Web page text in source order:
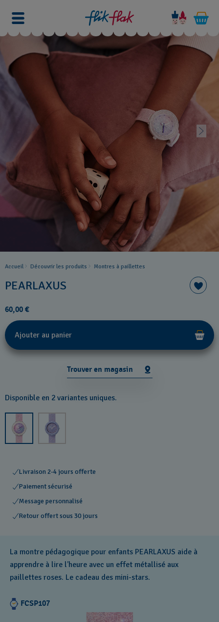
Accueil Découvrir les produits Montres à paillettes
PEARLAXUS
60,00 €
Ajouter au panier
Trouver en magasin
Disponible en 2 variantes uniques.
Livraison 2-4 jours offerte
Paiement sécurisé
Message personnalisé
Retour offert sous 30 jours
La montre pédagogique pour enfants PEARLAXUS aide à
apprendre à lire l’heure avec un effet métallisé aux
paillettes roses. Le cadeau des mini-stars.
FCSP107